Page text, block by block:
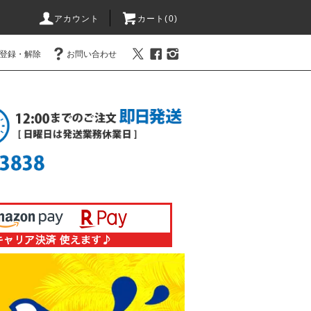
アカウント カート(0)
録・解除 お問い合わせ